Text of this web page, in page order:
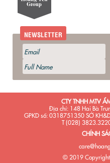
NEWSLETTER
CTY TNHH MTV
Địa chỉ: 148 Hai Bà
GPKD số: 0318751350 SỞ
T (028)
CHÍNH
© 2019 Copyright